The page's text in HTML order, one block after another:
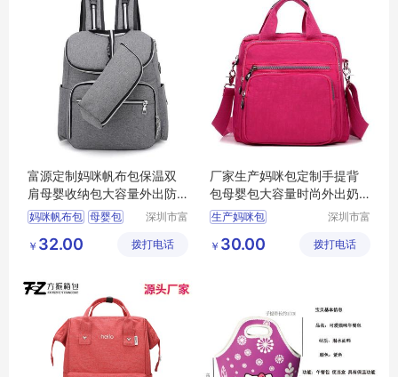
富源定制妈咪帆布包保温双
肩母婴收纳包大容量外出防
水婴儿包
妈咪帆布包 母婴包
深圳市富
限公司
￥ 32.00 拨打电话
厂家生产妈咪包定制手提背
包母婴包大容量时尚外出奶
瓶收纳包
生产妈咪包
深圳市富
限公司
￥ 30.00 拨打电话